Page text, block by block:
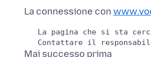
La connessione con
La pagina che si sta